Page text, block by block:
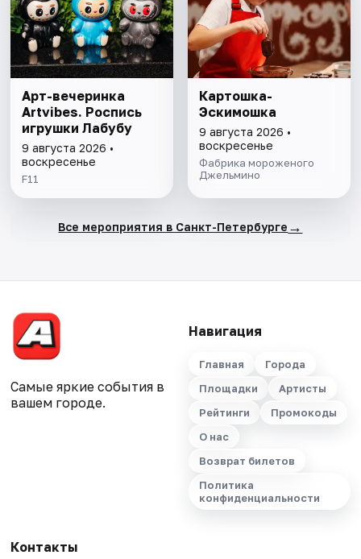
Арт-вечеринка
Artvibes. Роспись
игрушки Лабубу
9 августа 2026 •
воскресенье
F11
Картошка-
Эскимошка
9 августа 2026 •
воскресенье
Фабрика мороженого
Джельмино
Все мероприятия в Санкт-Петербурге →
Самые яркие события в
вашем городе.
Навигация
Главная
Города
Площадки
Артисты
Рейтинги
Промокоды
О нас
Возврат билетов
Политика
конфиденциальности
Контакты